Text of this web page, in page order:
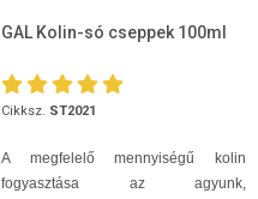
GAL Kolin-só cseppek 100ml
Cikksz. ST2021
A megfelelő mennyiségű kolin
fogyasztása az agyunk,